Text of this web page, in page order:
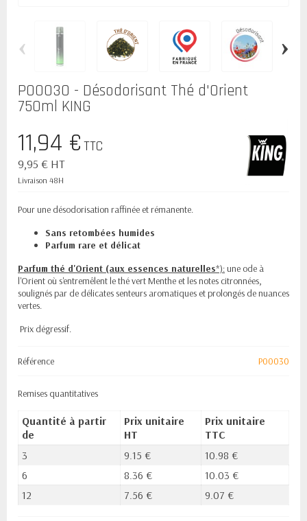
‹ ›
P00030 - Désodorisant Thé d'Orient
750ml KING
11,94 €TTC
9,95 € HT
Livraison 48H
Pour une désodorisation raffinée et rémanente.
Sans retombées humides
Parfum rare et délicat
Parfum thé d'Orient (aux essences naturelles*):une ode à
l'Orient où s'entremêlent le thé vert Menthe et les notes citronnées,
soulignés par de délicates senteurs aromatiques et prolongés de nuances
vertes.
Prix dégressif.
Référence P00030
Remises quantitatives
Quantité à partir
de
Prix unitaire
HT
Prix unitaire
TTC
3
9.15 €
10.98 €
6
8.36 €
10.03 €
12
7.56 € 9.07 €